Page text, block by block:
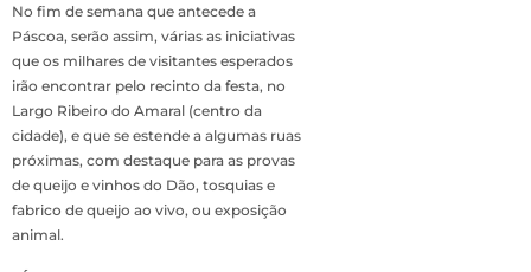
No fim de semana que antecede a
Páscoa, serão assim, várias as iniciativas
que os milhares de visitantes esperados
irão encontrar pelo recinto da festa, no
Largo Ribeiro do Amaral (centro da
cidade), e que se estende a algumas ruas
próximas, com destaque para as provas
de queijo e vinhos do Dão, tosquias e
fabrico de queijo ao vivo, ou exposição
animal.